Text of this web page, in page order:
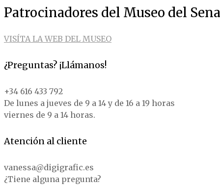
Patrocinadores del Museo del
VISÍTA LA WEB DEL MUSEO
¿Preguntas? ¡Llámanos!
+34 616 433 792
De lunes a jueves de 9 a 14 y de 16 a 19 horas
viernes de 9 a 14 horas.
Atención al cliente
vanessa@digigrafic.es
¿Tiene alguna pregunta?